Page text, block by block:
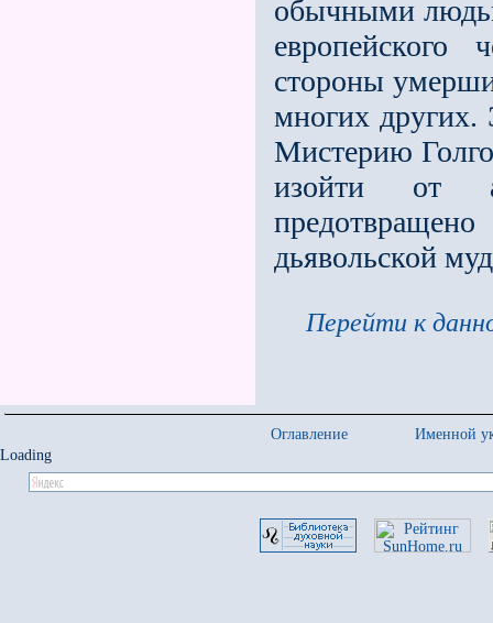
обычными
европейского
стороны
многих других.
Мистерию
изойти от
дьявольской
Перейти к
Оглавление
Именной
Loading